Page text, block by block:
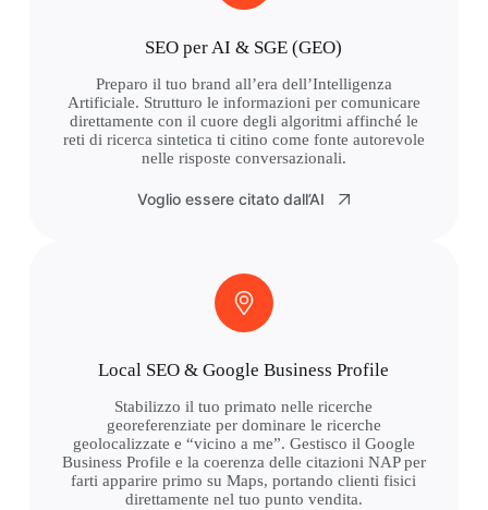
SEO per AI & SGE (GEO)
Preparo il tuo brand all’era dell’Intelligenza
Artificiale. Strutturo le informazioni per comunicare
direttamente con il cuore degli algoritmi affinché le
reti di ricerca sintetica ti citino come fonte autorevole
nelle risposte conversazionali.
Voglio essere citato dall’AI
Local SEO & Google Business Profile
Stabilizzo il tuo primato nelle ricerche
georeferenziate per dominare le ricerche
geolocalizzate e “vicino a me”. Gestisco il Google
Business Profile e la coerenza delle citazioni NAP per
farti apparire primo su Maps, portando clienti fisici
direttamente nel tuo punto vendita.